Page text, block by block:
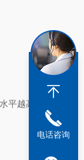
平越高，
电话咨询